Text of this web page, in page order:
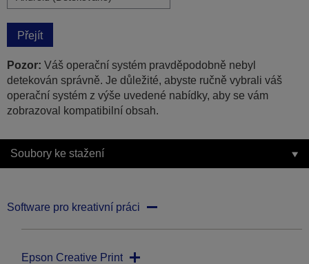
Přejít
Pozor: Váš operační systém pravděpodobně nebyl
detekován správně. Je důležité, abyste ručně vybrali váš
operační systém z výše uvedené nabídky, aby se vám
zobrazoval kompatibilní obsah.
Soubory ke stažení
Software pro kreativní práci
Epson Creative Print